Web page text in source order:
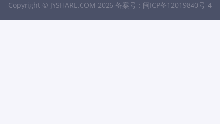
Copyright © JYSHARE.COM 2026 备案号： 闽ICP备12019840号-4